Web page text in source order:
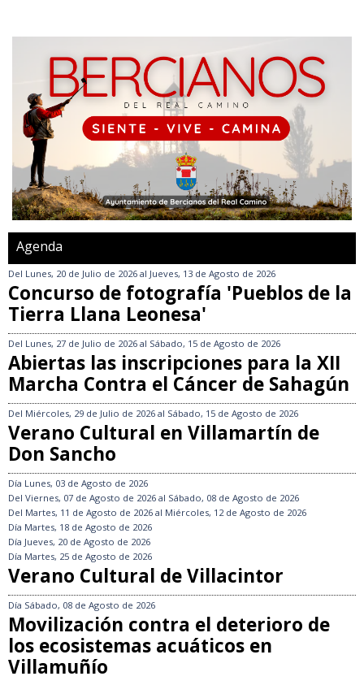
Agenda
Del Lunes, 20 de Julio de 2026 al Jueves, 13 de Agosto de 2026
Concurso de fotografía 'Pueblos de la
Tierra Llana Leonesa'
Del Lunes, 27 de Julio de 2026 al Sábado, 15 de Agosto de 2026
Abiertas las inscripciones para la XII
Marcha Contra el Cáncer de Sahagún
Del Miércoles, 29 de Julio de 2026 al Sábado, 15 de Agosto de 2026
Verano Cultural en Villamartín de
Don Sancho
Día Lunes, 03 de Agosto de 2026
Del Viernes, 07 de Agosto de 2026 al Sábado, 08 de Agosto de 2026
Del Martes, 11 de Agosto de 2026 al Miércoles, 12 de Agosto de 2026
Día Martes, 18 de Agosto de 2026
Día Jueves, 20 de Agosto de 2026
Día Martes, 25 de Agosto de 2026
Verano Cultural de Villacintor
Día Sábado, 08 de Agosto de 2026
Movilización contra el deterioro de
los ecosistemas acuáticos en
Villamuñío